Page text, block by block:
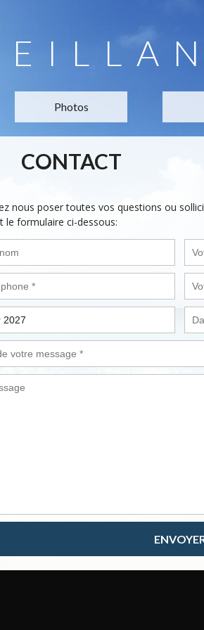
Photos
CONTACT
nous poser toutes vos questions ou
le formulaire ci-dessous: